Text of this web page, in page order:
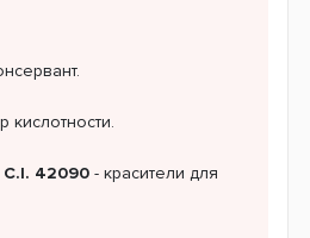
кислотности.
C.I. 42090 - красители для